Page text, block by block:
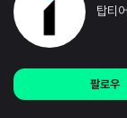
탑티
팔로우